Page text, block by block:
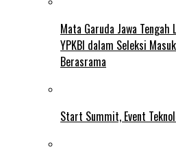
Mata Garuda Jawa Tengah
YPKBI dalam Seleksi
Berasrama
Start Summit, Event